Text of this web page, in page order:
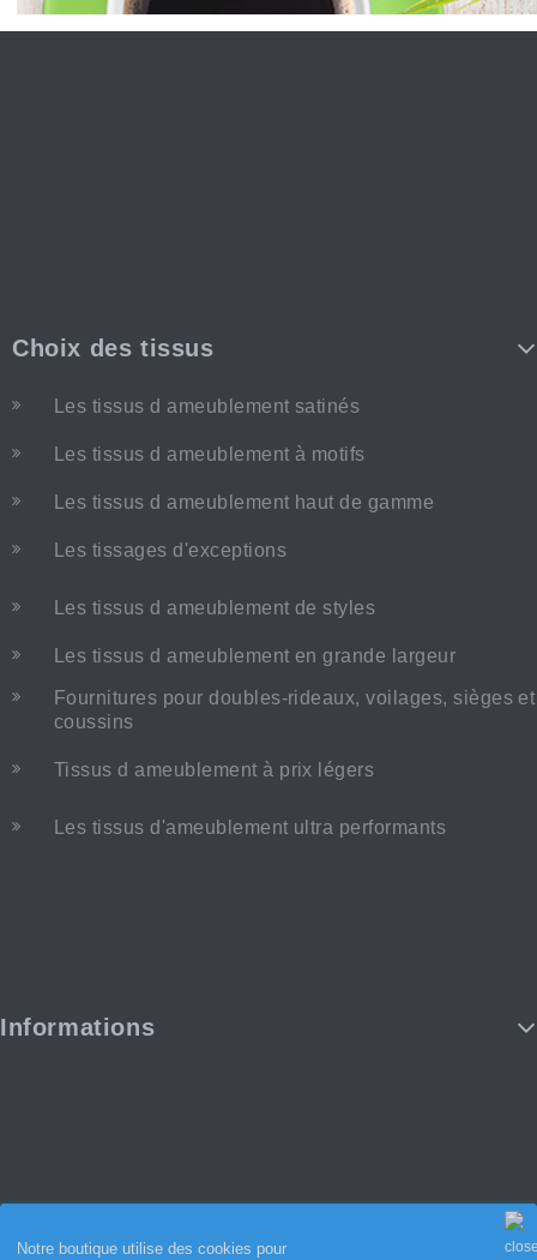
Notre boutique utilise des cookies pour
Choix des tissus
Les tissus d ameublement satinés
Les tissus d ameublement à motifs
Les tissus d ameublement haut de gamme
Les tissages d'exceptions
Les tissus d ameublement de styles
Les tissus d ameublement en grande largeur
Fournitures pour doubles-rideaux, voilages, sièges et
coussins
Tissus d ameublement à prix légers
Les tissus d'ameublement ultra performants
Informations